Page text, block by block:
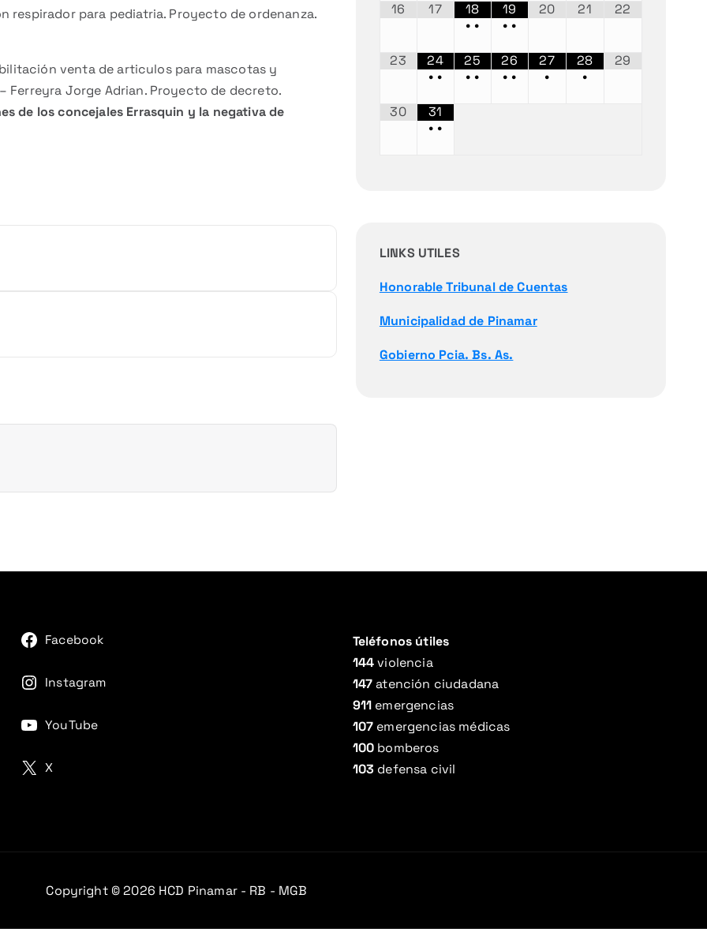
respirador para pediatria. Proyecto de ordenanza.
venta de articulos para mascotas y
Ferreyra Jorge Adrian. Proyecto de decreto.
de los concejales Errasquin y la negativa de
16 17
18
• •
19
• •
20 21 22
23
24
• •
25
• •
26
• •
27
•
28
•
29
30
31
• •
LINKS UTILES
Honorable Tribunal de Cuentas
Municipalidad de Pinamar
Gobierno Pcia. Bs. As.
Facebook
Instagram
YouTube
X
Teléfonos útiles
144violencia
147atención ciudadana
911 emergencias
107 emergencias médicas
100 bomberos
103 defensa civil
Copyright © 2026 HCD Pinamar - RB - MGB